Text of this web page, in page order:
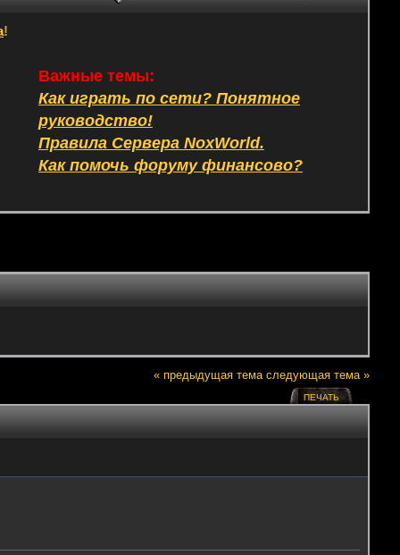
!
Важные темы:
Как играть по сети? Понятное
руководство!
Правила Сервера NoxWorld.
Как помочь форуму финансово?
« предыдущая тема следующая тема »
ПЕЧАТЬ